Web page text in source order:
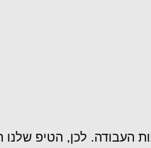
העבודה. לכן, הטיפ שלנו